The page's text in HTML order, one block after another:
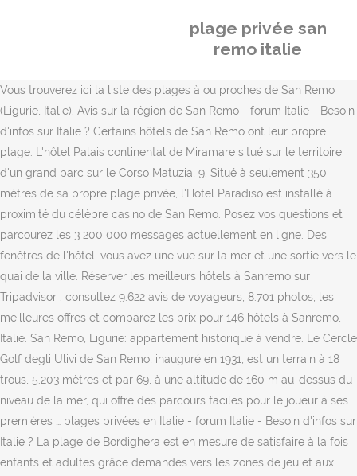
plage privée san
remo italie
Vous trouverez ici la liste des plages à ou proches de San Remo
(Ligurie, Italie). Avis sur la région de San Remo - forum Italie - Besoin
d'infos sur Italie ? Certains hôtels de San Remo ont leur propre
plage: L'hôtel Palais continental de Miramare situé sur le territoire
d'un grand parc sur le Corso Matuzia, 9. Situé à seulement 350
mètres de sa propre plage privée, l'Hotel Paradiso est installé à
proximité du célèbre casino de San Remo. Posez vos questions et
parcourez les 3 200 000 messages actuellement en ligne. Des
fenêtres de l'hôtel, vous avez une vue sur la mer et une sortie vers le
quai de la ville. Réserver les meilleurs hôtels à Sanremo sur
Tripadvisor : consultez 9.622 avis de voyageurs, 8.701 photos, les
meilleures offres et comparez les prix pour 146 hôtels à Sanremo,
Italie. San Remo, Ligurie: appartement historique à vendre. Le Cercle
Golf degli Ulivi de San Remo, inauguré en 1931, est un terrain à 18
trous, 5.203 mètres et par 69, à une altitude de 160 m au-dessus du
niveau de la mer, qui offre des parcours faciles pour le joueur à ses
premières … plages privées en Italie - forum Italie - Besoin d'infos sur
Italie ? La plage de Bordighera est en mesure de satisfaire à la fois
enfants et adultes grâce demandes vers les zones de jeu et aux